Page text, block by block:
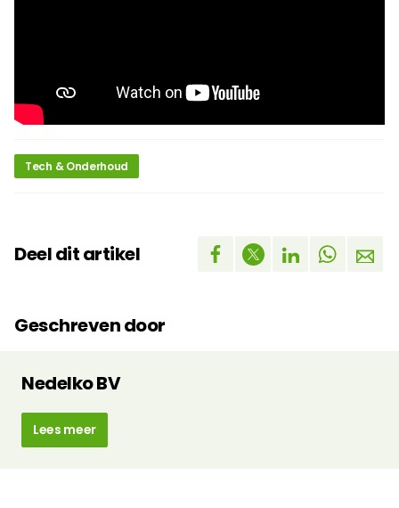
Tech & Onderhoud
Deel dit artikel
Geschreven door
Nedelko BV
Lees meer